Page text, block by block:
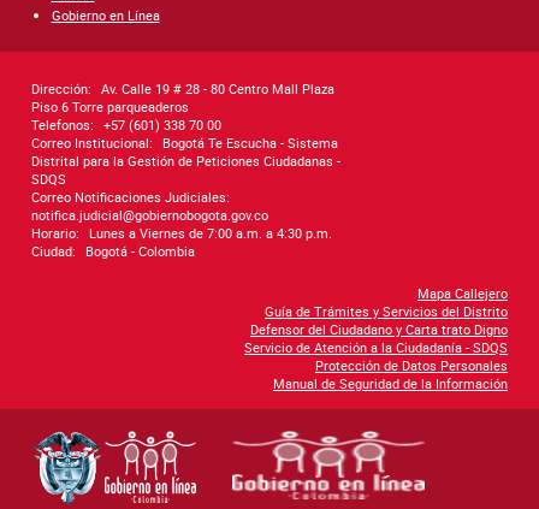
Gobierno en Línea
Dirección: Av. Calle 19 # 28 - 80 Centro Mall Plaza
Piso 6 Torre parqueaderos
Telefonos: +57 (601) 338 70 00
Correo Institucional:
Bogotá Te Escucha - Sistema
Distrital para la Gestión de Peticiones Ciudadanas -
SDQS
Correo Notificaciones Judiciales:
notifica.judicial@gobiernobogota.gov.co
Horario:
Lunes a Viernes de 7:00 a.m. a 4:30 p.m.
Ciudad:
Bogotá - Colombia
Mapa Callejero
Guía de Trámites y Servicios del Distrito
Defensor del Ciudadano y Carta trato Digno
Servicio de Atención a la Ciudadanía - SDQS
Protección de Datos Personales
Manual de Seguridad de la Información